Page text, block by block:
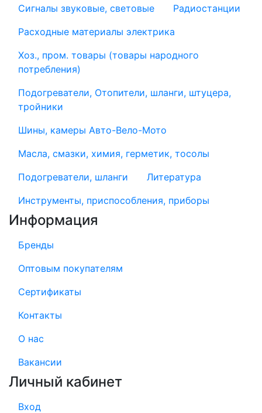
Сигналы звуковые, световые
Радиостанции
Расходные материалы электрика
Хоз., пром. товары (товары народного
потребления)
Подогреватели, Отопители, шланги, штуцера,
тройники
Шины, камеры Авто-Вело-Мото
Масла, смазки, химия, герметик, тосолы
Подогреватели, шланги
Литература
Инструменты, приспособления, приборы
Информация
Бренды
Оптовым покупателям
Сертификаты
Контакты
О нас
Вакансии
Личный кабинет
Вход